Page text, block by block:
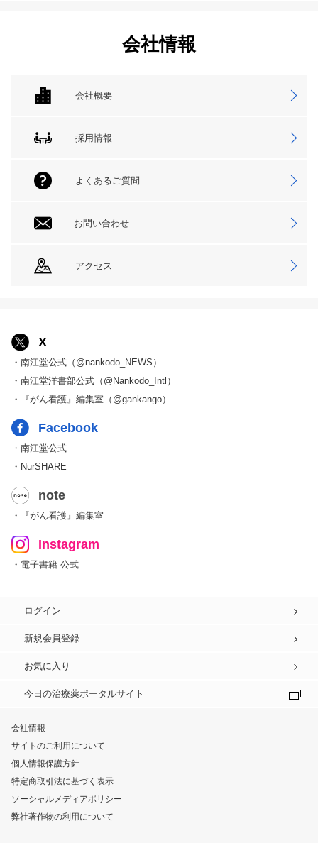
会社情報
会社概要
採用情報
よくあるご質問
お問い合わせ
アクセス
X
・南江堂公式（@nankodo_NEWS）
・南江堂洋書部公式（@Nankodo_Intl）
・『がん看護』編集室（@gankango）
Facebook
・南江堂公式
・NurSHARE
note
・『がん看護』編集室
Instagram
・電子書籍 公式
ログイン
新規会員登録
お気に入り
今日の治療薬ポータルサイト
会社情報
サイトのご利用について
個人情報保護方針
特定商取引法に基づく表示
ソーシャルメディアポリシー
弊社著作物の利用について